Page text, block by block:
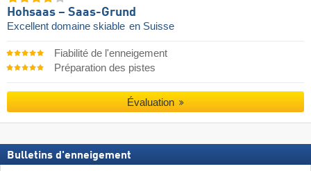
Hohsaas – Saas-Grund
Excellent domaine skiable en Suisse
Fiabilité de l'enneigement
Préparation des pistes
Évaluation
Bulletins d'enneigement